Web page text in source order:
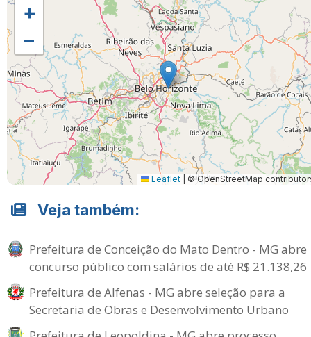
+
−
Leaflet © OpenStreetMap
Veja também:
Prefeitura de Conceição do Mato Dentro - MG abre
concurso público com salários de até R$ 21.138,26
Prefeitura de Alfenas - MG abre seleção para a
Secretaria de Obras e Desenvolvimento Urbano